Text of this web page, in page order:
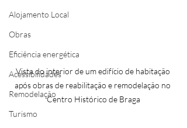
Alojamento Local
Obras
Eficiência energética
Acessibilidades
Remodelação
Turismo
Vista do interior de um edifício de habitação
após obras de reabilitação e remodelação no
Centro Histórico de Braga